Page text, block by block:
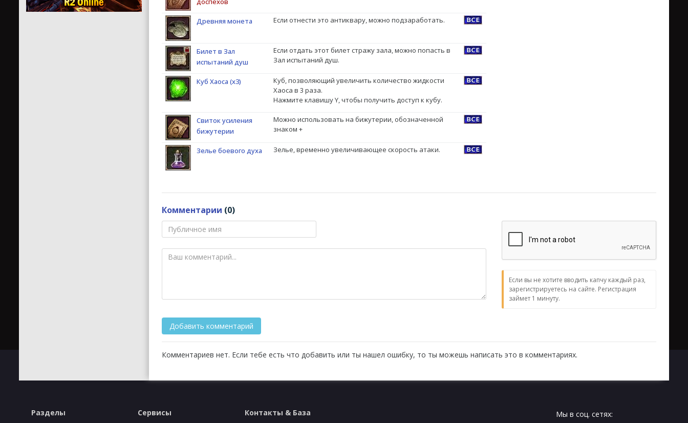
Древняя монета Если отнести это антиквару, можно подзаработать.
Билет в Зал
испытаний душ
Если отдать этот билет стражу зала, можно попасть в
Зал испытаний душ.
Куб Хаоса (х3)
Куб, позволяющий увеличить количество жидкости
Хаоса в 3 раза.
Нажмите клавишу Y, чтобы получить доступ к кубу.
Свиток усиления
бижутерии
Можно использовать на бижутерии, обозначенной
знаком +
Зелье боевого духа Зелье, временно увеличивающее скорость атаки.
Комментарии (0)
Если вы не хотите вводить капчу каждый раз,
зарегистрируетесь на сайте. Регистрация
займет 1 минуту.
Комментариев нет. Если тебе есть что добавить или ты нашел ошибку, то ты можешь написать это в комментариях.
Разделы
Сервисы
Контакты & База
Мы в соц. сетях: